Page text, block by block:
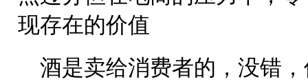
现存在的价值
酒是卖给消费者的，没错